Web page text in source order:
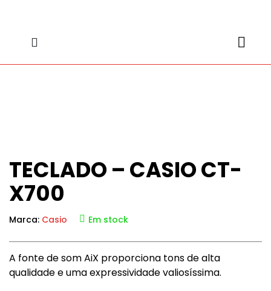
TECLADO – CASIO CT-
X700
Marca: Casio Em stock
A fonte de som AiX proporciona tons de alta
qualidade e uma expressividade valiosíssima.